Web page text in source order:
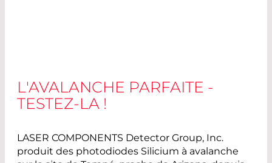
L'AVALANCHE PARFAITE -
TESTEZ-LA !
LASER COMPONENTS Detector Group, Inc.
produit des photodiodes Silicium à avalanche